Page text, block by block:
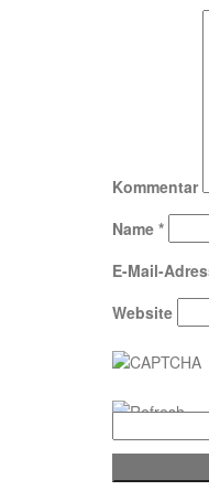
Kommentar
Name *
E-Mail-
Website